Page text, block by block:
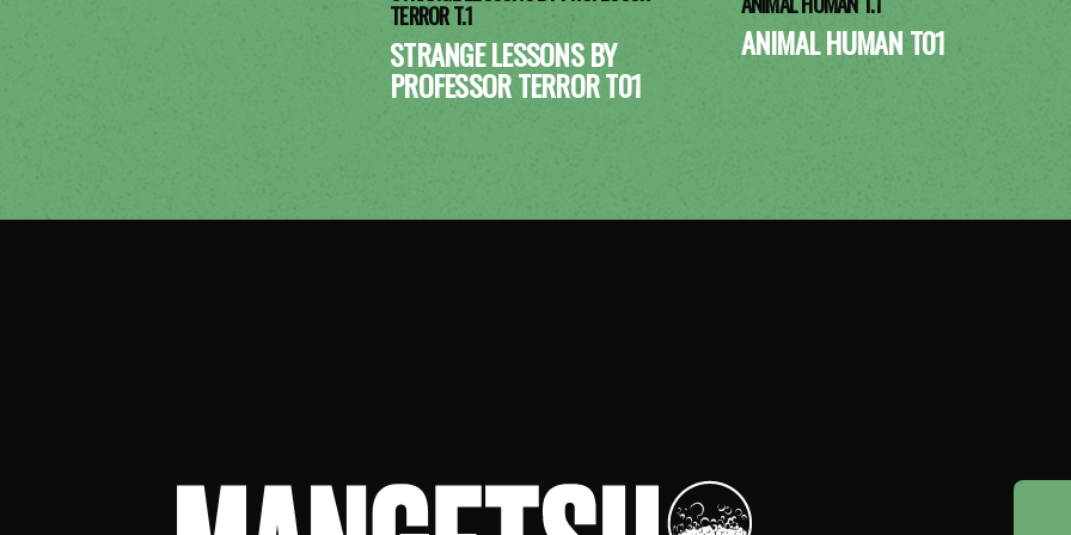
TERROR T.1
STRANGE LESSONS BY
PROFESSOR TERROR T01
ANIMAL HUMAN T01